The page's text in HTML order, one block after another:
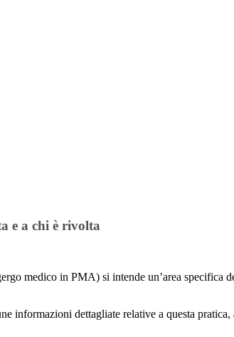
e a chi è rivolta
medico in PMA) si intende un’area
informazioni dettagliate relative a questa